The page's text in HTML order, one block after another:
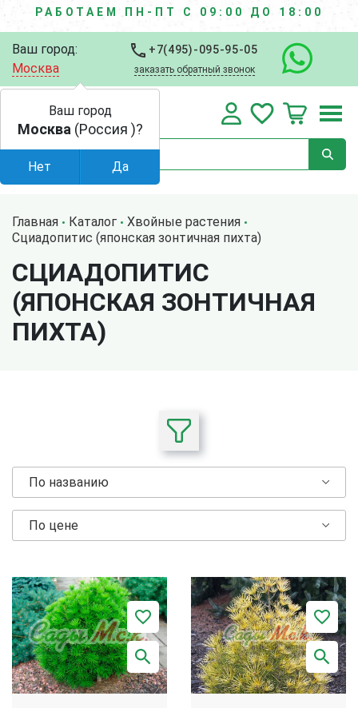
РАБОТАЕМ ПН-ПТ С 09:00 ДО 18:00
Ваш город:
Москва
+7(495)-095-95-05
заказать обратный звонок
Главная Каталог
Хвойные растения
Сциадопитис (японская зонтичная пихта)
СЦИАДОПИТИС
(ЯПОНСКАЯ ЗОНТИЧНАЯ
ПИХТА)
По названию
По цене
Ваш город
Москва (Россия )?
Нет Да